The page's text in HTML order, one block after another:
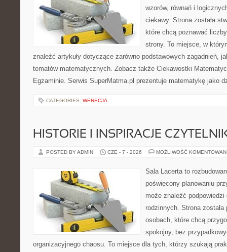
wzorów, równań i
ciekawy. Strona została
które chcą poznawać
strony. To miejsce, w
znaleźć artykuły dotyczące zarówno podstawowych zagadnień,
tematów matematycznych. Zobacz także Ciekawostki
Egzaminie. Serwis SuperMatma.pl prezentuje matematykę jako
CATEGORIES: WENECJA
HISTORIE I INSPIRACJE
POSTED BY ADMIN CZE - 7 - 2026 MOŻLIWOŚĆ
Sala Lacerta to
poświęcony planowaniu
może znaleźć
rodzinnych. Strona
osobach, które chcą
spokojny, bez
organizacyjnego chaosu. To miejsce dla tych, którzy szukają